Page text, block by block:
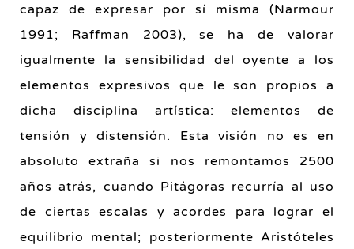
capaz de expresar por sí misma (Narmour
1991; Raffman 2003), se ha de valorar
igualmente la sensibilidad del oyente a los
elementos expresivos que le son propios a
dicha disciplina artística: elementos de
tensión y distensión. Esta visión no es en
absoluto extraña si nos remontamos 2500
años atrás, cuando Pitágoras recurría al uso
de ciertas escalas y acordes para lograr el
equilibrio mental; posteriormente Aristóteles